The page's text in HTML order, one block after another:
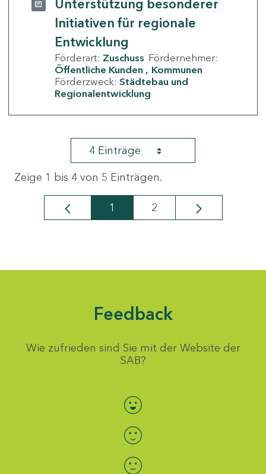
Unterstützung besonderer
Initiativen für regionale
Entwicklung
Förderart: Zuschuss Fördernehmer:
Öffentliche Kunden
Kommunen
Förderzweck: Städtebau und
Regionalentwicklung
4 Einträge
Zeige 1 bis 4 von 5 Einträgen.
Seite
1 Seite
2
Feedback
Wie zufrieden sind Sie mit der Website der
SAB?
Bewertung auswählen